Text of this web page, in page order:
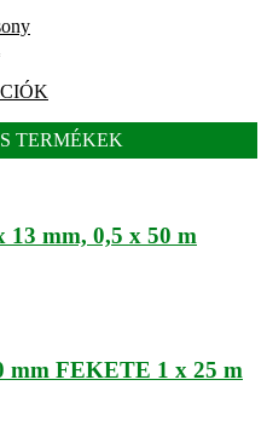
TERMÉKEK
13 mm, 0,5 x 50 m
mm FEKETE 1 x 25 m